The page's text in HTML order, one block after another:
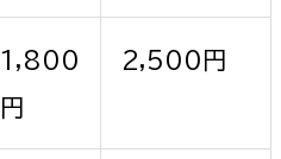
経済部
産業政策課
1,800
円
2,500円